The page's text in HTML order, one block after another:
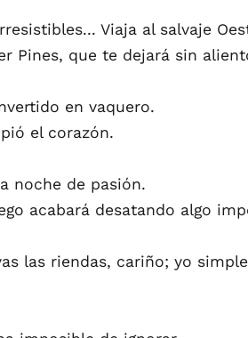
Viaja al salvaje
Pines, que te dejará sin
en vaquero.
el corazón.
noche de pasión.
acabará desatando algo
las riendas, cariño; yo